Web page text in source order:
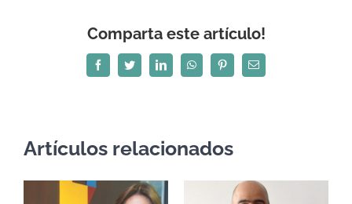
Comparta este artículo!
FacebookTwitterLinkedInWhatsAppPinterestCorreo
electrónico
Artículos relacionados